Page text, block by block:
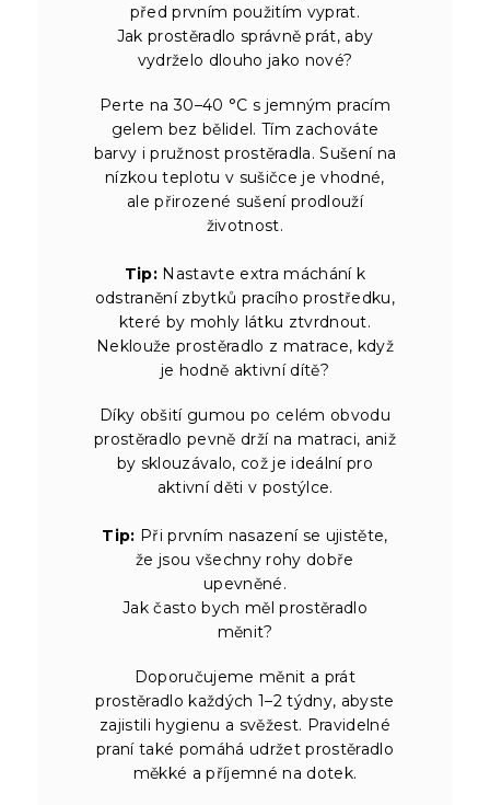
před prvním použitím vyprat.
Jak prostěradlo správně prát, aby
vydrželo dlouho jako nové?
Perte na 30–40 °C s jemným pracím
gelem bez bělidel. Tím zachováte
barvy i pružnost prostěradla. Sušení na
nízkou teplotu v sušičce je vhodné,
ale přirozené sušení prodlouží
životnost.
Tip: Nastavte extra máchání k
odstranění zbytků pracího prostředku,
které by mohly látku ztvrdnout.
Neklouže prostěradlo z matrace, když
je hodně aktivní dítě?
Díky obšití gumou po celém obvodu
prostěradlo pevně drží na matraci, aniž
by sklouzávalo, což je ideální pro
aktivní děti v postýlce.
Tip: Při prvním nasazení se ujistěte,
že jsou všechny rohy dobře
upevněné.
Jak často bych měl prostěradlo
měnit?
Doporučujeme měnit a prát
prostěradlo každých 1–2 týdny, abyste
zajistili hygienu a svěžest. Pravidelné
praní také pomáhá udržet prostěradlo
měkké a příjemné na dotek.